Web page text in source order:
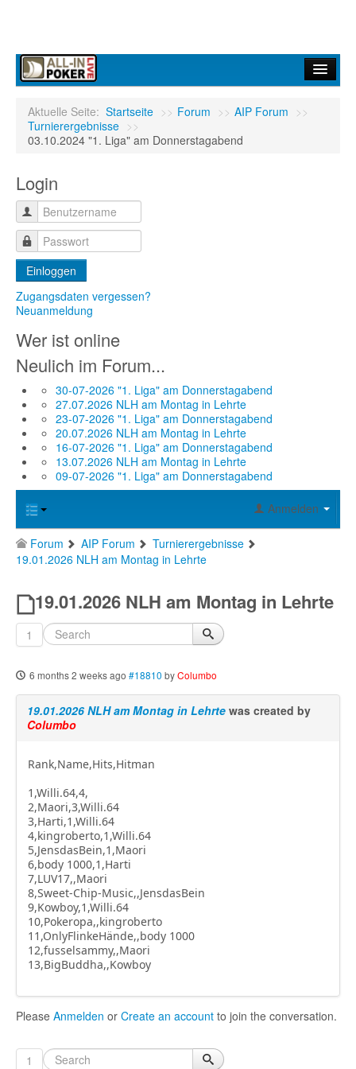
Forum
Turniere
Ergebnisdienst
Community
Aktuelle Seite: Startseite >> Forum >> AIP Forum >>
Turnierergebnisse >>
03.10.2024 "1. Liga" am Donnerstagabend
Login
Einloggen
Zugangsdaten vergessen?
Neuanmeldung
Wer ist online
Neulich im Forum...
30-07-2026 "1. Liga" am Donnerstagabend
27.07.2026 NLH am Montag in Lehrte
23-07-2026 "1. Liga" am Donnerstagabend
20.07.2026 NLH am Montag in Lehrte
16-07-2026 "1. Liga" am Donnerstagabend
13.07.2026 NLH am Montag in Lehrte
09-07-2026 "1. Liga" am Donnerstagabend
Anmelden
Forum AIP Forum
Turnierergebnisse
19.01.2026 NLH am Montag in Lehrte
19.01.2026 NLH am Montag in Lehrte
1
6 months 2 weeks ago #18810 byColumbo
19.01.2026 NLH am Montag in Lehrte was created by
Columbo
Rank,Name,Hits,Hitman
1,Willi.64,4,
2,Maori,3,Willi.64
3,Harti,1,Willi.64
4,kingroberto,1,Willi.64
5,JensdasBein,1,Maori
6,body 1000,1,Harti
7,LUV17,,Maori
8,Sweet-Chip-Music,,JensdasBein
9,Kowboy,1,Willi.64
10,Pokeropa,,kingroberto
11,OnlyFlinkeHände,,body 1000
12,fusselsammy,,Maori
13,BigBuddha,,Kowboy
Please Anmelden or Create an account to join the conversation.
1